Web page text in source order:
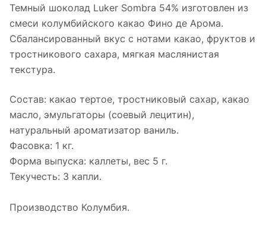
Темный шоколад Luker Sombra 54% изготовлен из
смеси колумбийского какао Фино де Арома.
Сбалансированный вкус с нотами какао, фруктов и
тростникового сахара, мягкая маслянистая
текстура.
Состав: какао тертое, тростниковый сахар, какао
масло, эмульгаторы (соевый лецитин),
натуральный ароматизатор ваниль.
Фасовка: 1 кг.
Форма выпуска: каллеты, вес 5 г.
Текучесть: 3 капли.
Производство Колумбия.